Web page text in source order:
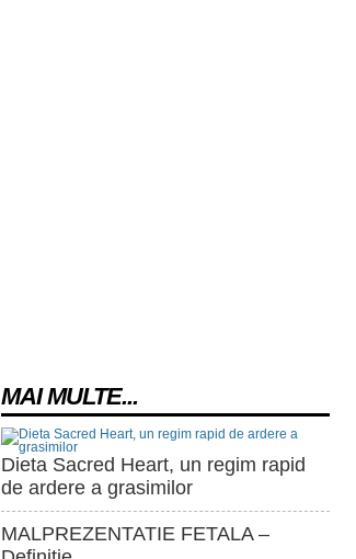
MAI MULTE...
Dieta Sacred Heart, un regim rapid
de ardere a grasimilor
MALPREZENTATIE FETALA –